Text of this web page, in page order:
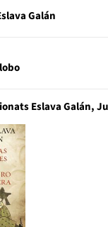
Galán
Eslava Galán,